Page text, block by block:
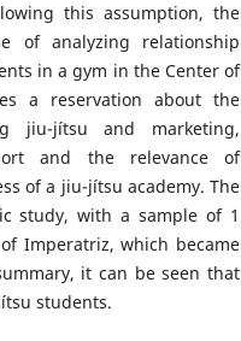
this assumption, the
of analyzing relationship
in a gym in the Center of
a reservation about the
jiu-jítsu and marketing,
and the relevance of
of a jiu-jítsu academy. The
study, with a sample of 1
Imperatriz, which became
it can be seen that
students.